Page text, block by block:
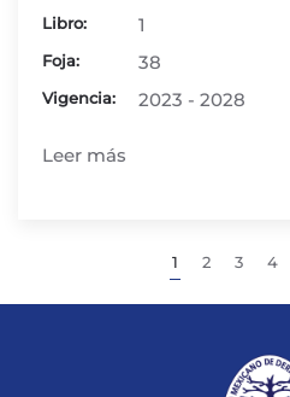
Libro: 1
Foja: 38
Vigencia: 2023 - 2028
Leer más
1 2 3 4